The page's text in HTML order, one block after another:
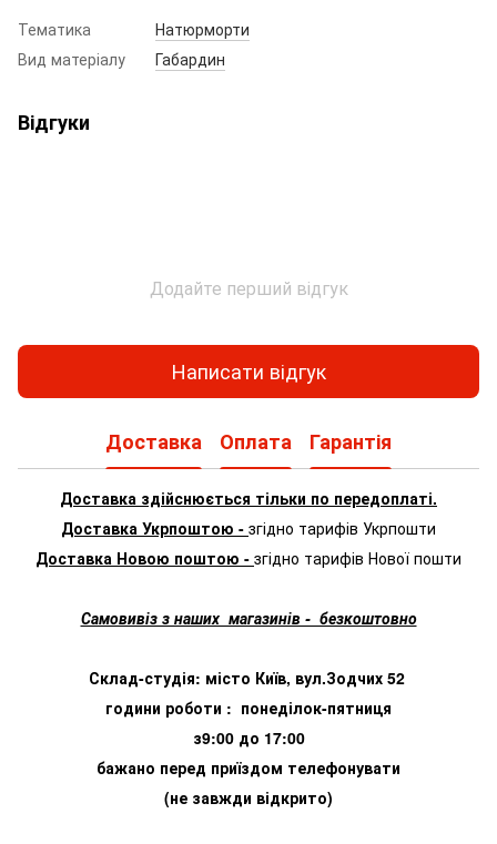
Тематика
Натюрморти
Вид матеріалу
Габардин
Відгуки
Додайте перший відгук
Написати відгук
Доставка Оплата Гарантія
Доставка здійснюється тільки по передоплаті.
Доставка Укрпоштою - згідно тарифів Укрпошти
Доставка Новою поштою - згідно тарифів Нової пошти
Самовивіз з наших магазинів - безкоштовно
Склад-студія: місто Київ, вул.Зодчих 52
години роботи : понеділок-пятниця
з9:00 до 17:00
бажано перед приїздом телефонувати
(не завжди відкрито)